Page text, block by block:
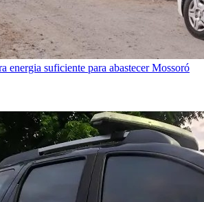
energia suficiente para abastecer Mossoró